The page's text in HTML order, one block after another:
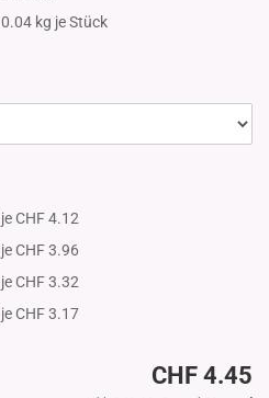
0.04 kg je Stück
je CHF 4.12
je CHF 3.96
je CHF 3.32
je CHF 3.17
CHF 4.45